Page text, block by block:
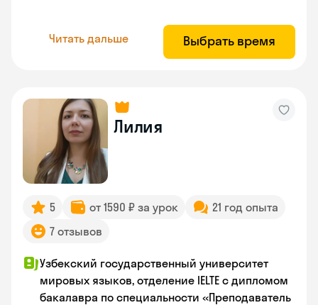
Читать дальше Выбрать время
Лилия
5 от 1590 ₽ за урок
21 год опыта
7 отзывов
Узбекский государственный университет
мировых языков, отделение IELTE с дипломом
бакалавра по специальности «Преподаватель